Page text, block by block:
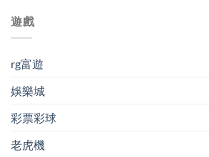
遊戲
rg富遊
娛樂城
彩票彩球
老虎機